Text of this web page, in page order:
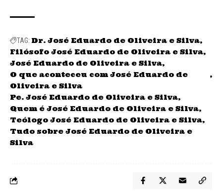
TAG: Dr. José Eduardo de Oliveira e Silva
Filósofo José Eduardo de Oliveira e Silva
José Eduardo de Oliveira e Silva
O que aconteceu com José Eduardo de
Oliveira e Silva
Pe. José Eduardo de Oliveira e Silva
Quem é José Eduardo de Oliveira e Silva
Teólogo José Eduardo de Oliveira e Silva
Tudo sobre José Eduardo de Oliveira e
Silva